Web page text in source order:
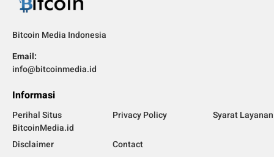
Bitcoin Media Indonesia
Email:
info@bitcoinmedia.id
Informasi
Perihal Situs
BitcoinMedia.id
Privacy Policy Syarat Layanan
Disclaimer Contact